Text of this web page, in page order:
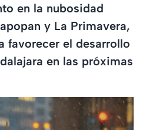
en la nubosidad
y La Primavera,
favorecer el desarrollo
en las próximas